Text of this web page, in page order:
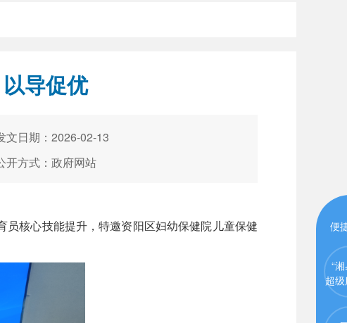
导促优
文日期：2026-02-13
开方式：政府网站
核心技能提升，特邀资阳区妇幼保健院儿童保健
便
“
超